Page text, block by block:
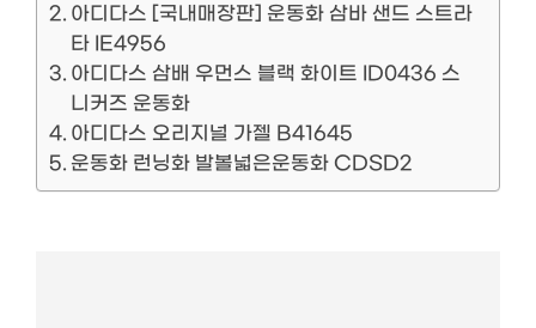
아디다스 [국내매장판] 운동화 삼바 샌드 스트라
타 IE4956
아디다스 삼배 우먼스 블랙 화이트 ID0436 스
니커즈 운동화
아디다스 오리지널 가젤 B41645
운동화 런닝화 발볼넓은운동화 CDSD2